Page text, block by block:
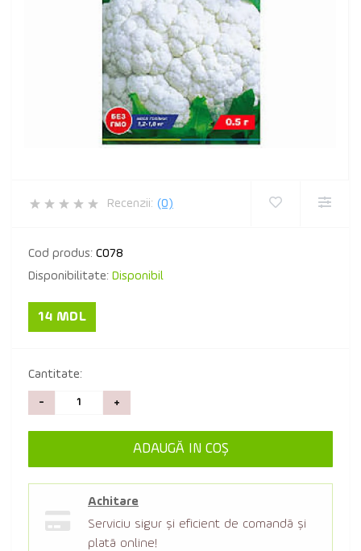
Recenzii: (0)
Cod produs: C078
Disponibilitate: Disponibil
14 MDL
Cantitate:
- +
ADAUGĂ IN COŞ
Achitare
Serviciu sigur şi eficient de comandă şi
plată online!